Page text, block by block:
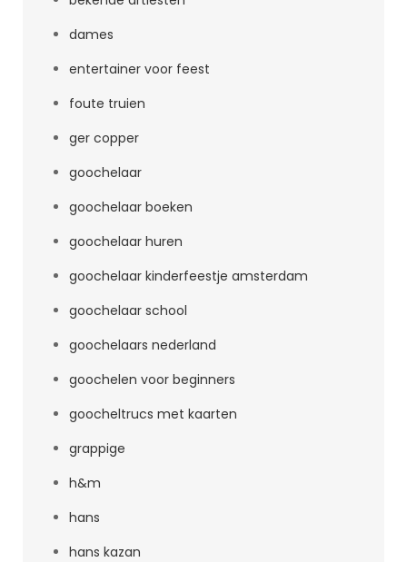
dames
entertainer voor feest
foute truien
ger copper
goochelaar
goochelaar boeken
goochelaar huren
goochelaar kinderfeestje amsterdam
goochelaar school
goochelaars nederland
goochelen voor beginners
goocheltrucs met kaarten
grappige
h&m
hans
hans kazan